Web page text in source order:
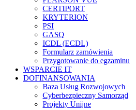
CERTIPORT
KRYTERION
PSI
GASQ
ICDL (ECDL)
Formularz zamówienia
Przygotowanie do egzaminu
WSPARCIE IT
DOFINANSOWANIA
Baza Usług Rozwojowych
Cyberbezpieczny Samorząd
Projekty Unijne